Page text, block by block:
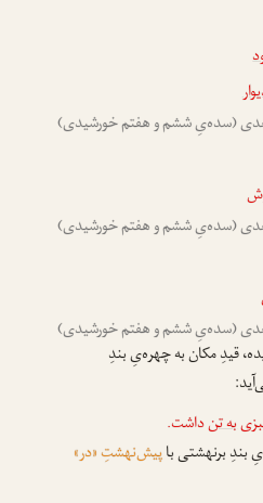
(سده‌یِ ششم و هفتم خورشیدی)
(سده‌یِ ششم و هفتم خورشیدی)
(سده‌یِ ششم و هفتم خورشیدی)
قیدِ مکان به چهره‌یِ بندِ
به تنداشت.
بندِ برنهشتی باپیش‌نهشتِ «در»